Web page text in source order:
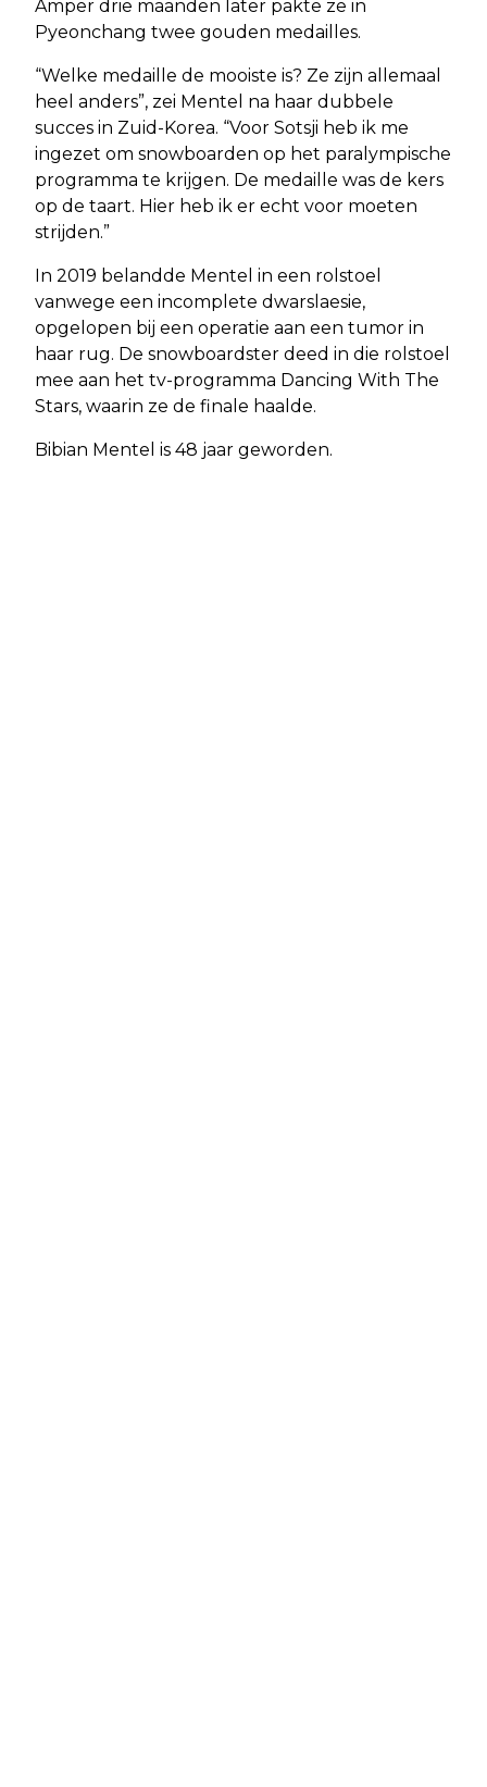
Amper drie maanden later pakte ze in
Pyeonchang twee gouden medailles.
“Welke medaille de mooiste is? Ze zijn allemaal
heel anders”, zei Mentel na haar dubbele
succes in Zuid-Korea. “Voor Sotsji heb ik me
ingezet om snowboarden op het paralympische
programma te krijgen. De medaille was de kers
op de taart. Hier heb ik er echt voor moeten
strijden.”
In 2019 belandde Mentel in een rolstoel
vanwege een incomplete dwarslaesie,
opgelopen bij een operatie aan een tumor in
haar rug. De snowboardster deed in die rolstoel
mee aan het tv-programma Dancing With The
Stars, waarin ze de finale haalde.
Bibian Mentel is 48 jaar geworden.